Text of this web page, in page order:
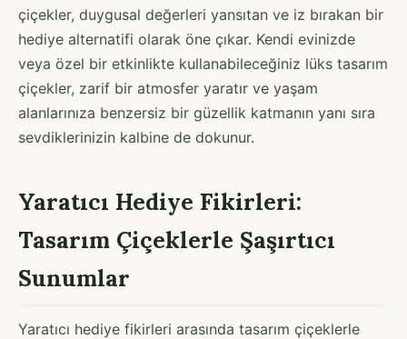
çiçekler, duygusal değerleri yansıtan ve iz bırakan bir
hediye alternatifi olarak öne çıkar. Kendi evinizde
veya özel bir etkinlikte kullanabileceğiniz lüks tasarım
çiçekler, zarif bir atmosfer yaratır ve yaşam
alanlarınıza benzersiz bir güzellik katmanın yanı sıra
sevdiklerinizin kalbine de dokunur.
Yaratıcı Hediye Fikirleri:
Tasarım Çiçeklerle Şaşırtıcı
Sunumlar
Yaratıcı hediye fikirleri arasında tasarım çiçeklerle